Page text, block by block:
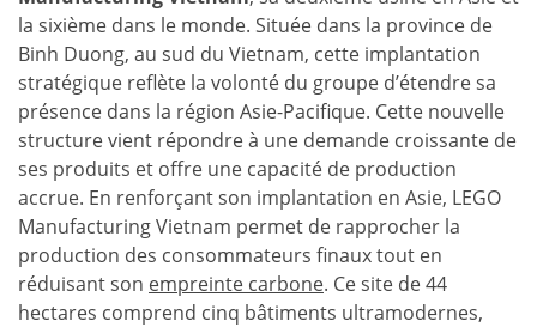
la sixième dans le monde. Située dans la province de
Binh Duong, au sud du Vietnam, cette implantation
stratégique reflète la volonté du groupe d’étendre sa
présence dans la région Asie-Pacifique. Cette nouvelle
structure vient répondre à une demande croissante de
ses produits et offre une capacité de production
accrue. En renforçant son implantation en Asie, LEGO
Manufacturing Vietnam permet de rapprocher la
production des consommateurs finaux tout en
réduisant son empreinte carbone. Ce site de 44
hectares comprend cinq bâtiments ultramodernes,